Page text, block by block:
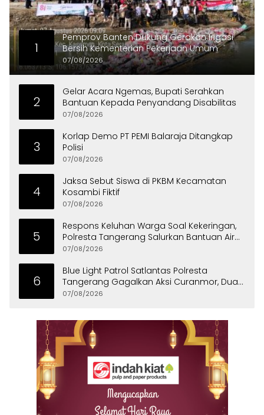
1
Pemprov Banten Dukung Gerakan Irigasi
Bersih Kementerian Pekerjaan Umum
07/08/2026
2
Gelar Acara Ngemas, Bupati Serahkan
Bantuan Kepada Penyandang Disabilitas
07/08/2026
3
Korlap Demo PT PEMI Balaraja Ditangkap
Polisi
07/08/2026
4
Jaksa Sebut Siswa di PKBM Kecamatan
Kosambi Fiktif
07/08/2026
5
Respons Keluhan Warga Soal Kekeringan,
Polresta Tangerang Salurkan Bantuan Air
Bersih ke Panongan
07/08/2026
6
Blue Light Patrol Satlantas Polresta
Tangerang Gagalkan Aksi Curanmor, Dua
Pria Diamankan
07/08/2026